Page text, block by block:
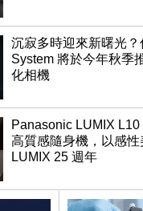
沉寂多時迎來新曙光？
System 將於今年秋季
化相機
Panasonic LUMIX L10
高質感隨身機，以感
LUMIX 25 週年